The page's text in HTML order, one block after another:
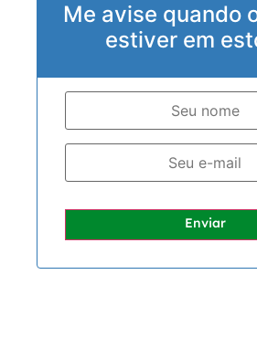
Me avise quando
estiver em
Enviar